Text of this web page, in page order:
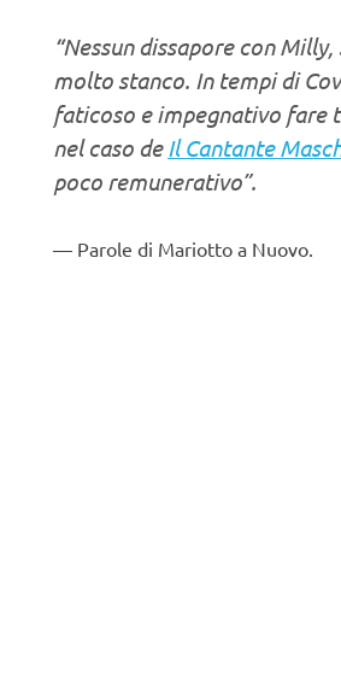
“Nessun dissapore con
molto stanco. In tempi di
faticoso e impegnativo fare
nel caso de Il Cantante
poco remunerativo”.
Parole di Mariotto a Nuovo.